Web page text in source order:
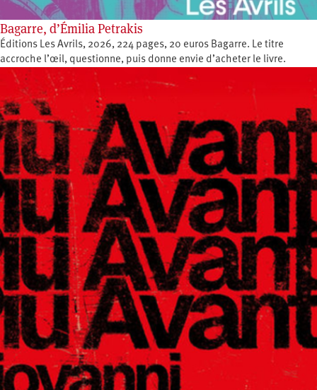
Bagarre, d’Émilia Petrakis
Éditions Les Avrils, 2026, 224 pages, 20 euros Bagarre. Le titre
accroche l’œil, questionne, puis donne envie d’acheter le livre.